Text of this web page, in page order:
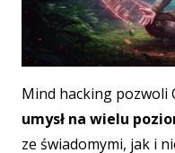
Mind hacking pozwoli
umysł na wielu
ze świadomymi, jak i